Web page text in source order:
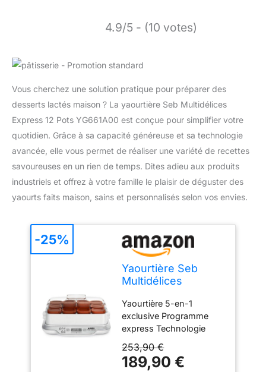
4.9/5 - (10 votes)
Vous cherchez une solution pratique pour préparer des
desserts lactés maison ? La yaourtière Seb Multidélices
Express 12 Pots YG661A00 est conçue pour simplifier votre
quotidien. Grâce à sa capacité généreuse et sa technologie
avancée, elle vous permet de réaliser une variété de recettes
savoureuses en un rien de temps. Dites adieu aux produits
industriels et offrez à votre famille le plaisir de déguster des
yaourts faits maison, sains et personnalisés selon vos envies.
Yaourtière Seb
Multidélices
YG661A00 Blanc et
Marron
Yaourtière 5-en-1
exclusive Programme
express Technologie
et facile à utiliser 12 Pots
253,90 €
189,90 €
-25%